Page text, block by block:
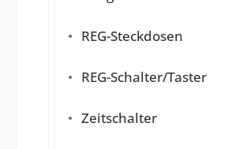
REG-Steckdosen
REG-Schalter/Taster
Zeitschalter